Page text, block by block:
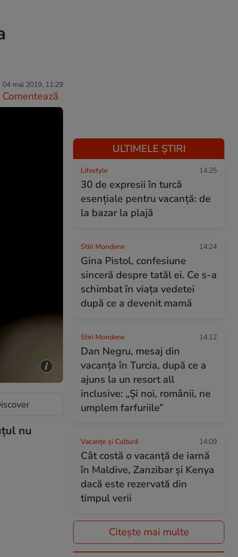
04 mai 2019, 11:29
Comentează
nu
ULTIMELE ȘTIRI
Lifestyle 14:25
30 de expresii în turcă
esențiale pentru vacanță: de
la bazar la plajă
Stiri Mondene 14:24
Gina Pistol, confesiune
sinceră despre tatăl ei. Ce s-a
schimbat în viața vedetei
după ce a devenit mamă
Stiri Mondene 14:12
Dan Negru, mesaj din
vacanța în Turcia, după ce a
ajuns la un resort all
inclusive: „Și noi, românii, ne
umplem farfuriile”
Vacanțe și Cultură 14:09
Cât costă o vacanță de iarnă
în Maldive, Zanzibar și Kenya
dacă este rezervată din
timpul verii
Citește mai multe